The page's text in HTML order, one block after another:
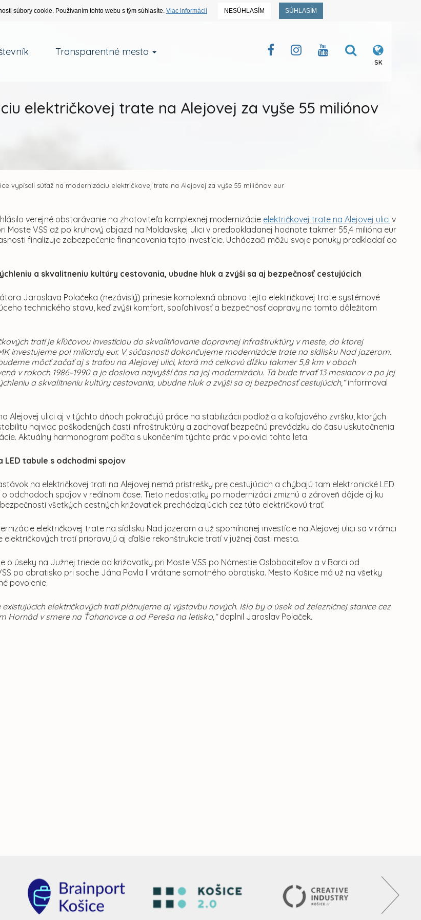
súbory cookie. Používaním tohto webu s tým súhlasíte. Viac informácií NESÚHLASÍM SÚHLASÍM
Transparentné mesto
SK
električkovej trate na Alejovej za vyše 55 miliónov
vypísali súťaž na modernizáciu električkovej trate na Alejovej za vyše 55 miliónov eur
verejné obstarávanie na zhotoviteľa komplexnej modernizácie električkovej trate na Alejovej ulici v
Moste VSS až po kruhový objazd na Moldavskej ulici v predpokladanej hodnote takmer 55,4 milióna eur
finalizuje zabezpečenie financovania tejto investície. Uchádzači môžu svoje ponuky predkladať do
a skvalitneniu kultúry cestovania, ubudne hluk a zvýši sa aj bezpečnosť cestujúcich
Jaroslava Polačeka (nezávislý) prinesie komplexná obnova tejto električkovej trate systémové
technického stavu, keď zvýši komfort, spoľahlivosť a bezpečnosť dopravy na tomto dôležitom
tratí je kľúčovou investíciou do skvalitňovanie dopravnej infraštruktúry v meste, do ktorej
investujeme pol miliardy eur. V súčasnosti dokončujeme modernizácie trate na sídlisku Nad jazerom.
môcť začať aj s traťou na Alejovej ulici, ktorá má celkovú dĺžku takmer 5,8 km v oboch
v rokoch 1986–1990 a je doslova najvyšší čas na jej modernizáciu. Tá bude trvať 13 mesiacov a po jej
a skvalitneniu kultúry cestovania, ubudne hluk a zvýši sa aj bezpečnosť cestujúcich,“informoval
Alejovej ulici aj v týchto dňoch pokračujú práce na stabilizácii podložia a koľajového zvršku, ktorých
najviac poškodených častí infraštruktúry a zachovať bezpečnú prevádzku do času uskutočnenia
Aktuálny harmonogram počíta s ukončením týchto prác v polovici tohto leta.
LED tabule s odchodmi spojov
na električkovej trati na Alejovej nemá prístrešky pre cestujúcich a chýbajú tam elektronické LED
odchodoch spojov v reálnom čase. Tieto nedostatky po modernizácii zmiznú a zároveň dôjde aj ku
všetkých cestných križovatiek prechádzajúcich cez túto električkovú trať.
električkovej trate na sídlisku Nad jazerom a už spomínanej investície na Alejovej ulici sa v rámci
električkových tratí pripravujú aj ďalšie rekonštrukcie tratí v južnej časti mesta.
o úseky na Južnej triede od križovatky pri Moste VSS po Námestie Osloboditeľov a v Barci od
po obratisko pri soche Jána Pavla II vrátane samotného obratiska. Mesto Košice má už na všetky
povolenie.
električkových tratí plánujeme aj výstavbu nových. Išlo by o úsek od železničnej stanice cez
Hornád v smere na Ťahanovce a od Pereša na letisko,“doplnil Jaroslav Polaček.